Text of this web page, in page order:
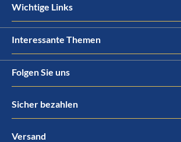
Wichtige Links
Interessante Themen
Folgen Sie uns
Sicher bezahlen
Versand